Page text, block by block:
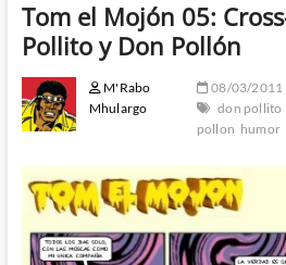
Tom el Mojón 05:
Pollito y Don Pollón
M'Rabo
Mhulargo
08/03/2011
don pollito
pollon humor